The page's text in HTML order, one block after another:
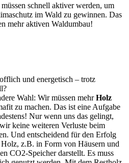
schnell aktiver werden, um
im Wald zu gewinnen. Das
mehr aktiven Waldumbau!
und energetisch – trotz
Wahl: Wir müssen mehrHolz
zu machen. Das ist eine Aufgabe
Nur wenn uns das gelingt,
keine weiteren Verluste beim
Und entscheidend für den Erfolg
z.B. in Form von Häusern und
CO2-Speicher darstellt. Es muss